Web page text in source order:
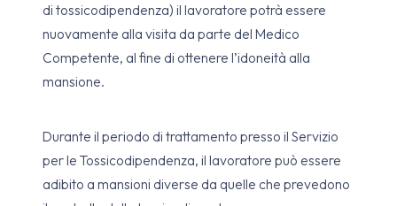
di tossicodipendenza) il lavoratore potrà essere
nuovamente alla visita da parte del Medico
Competente, al fine di ottenere l’idoneità alla
mansione.
Durante il periodo di trattamento presso il Servizio
per le Tossicodipendenza, il lavoratore può essere
adibito a mansioni diverse da quelle che prevedono